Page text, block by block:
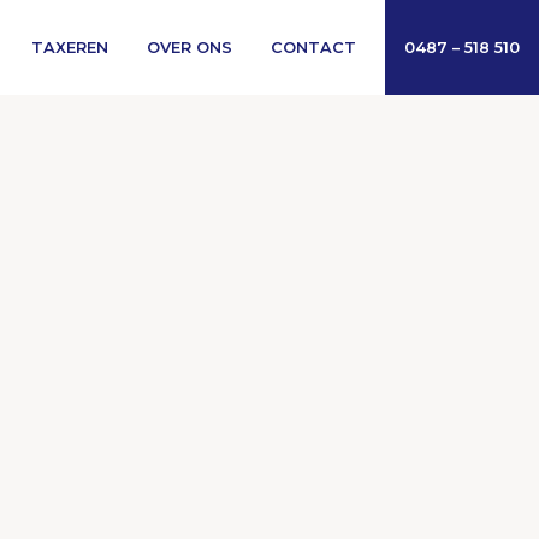
TAXEREN OVER ONS CONTACT 0487 – 518 510